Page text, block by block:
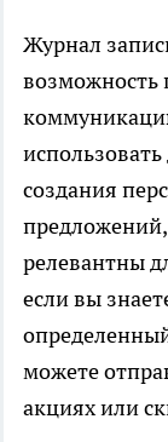
Журнал
возможность
создания
релевантны
если вы
можете
акциях или